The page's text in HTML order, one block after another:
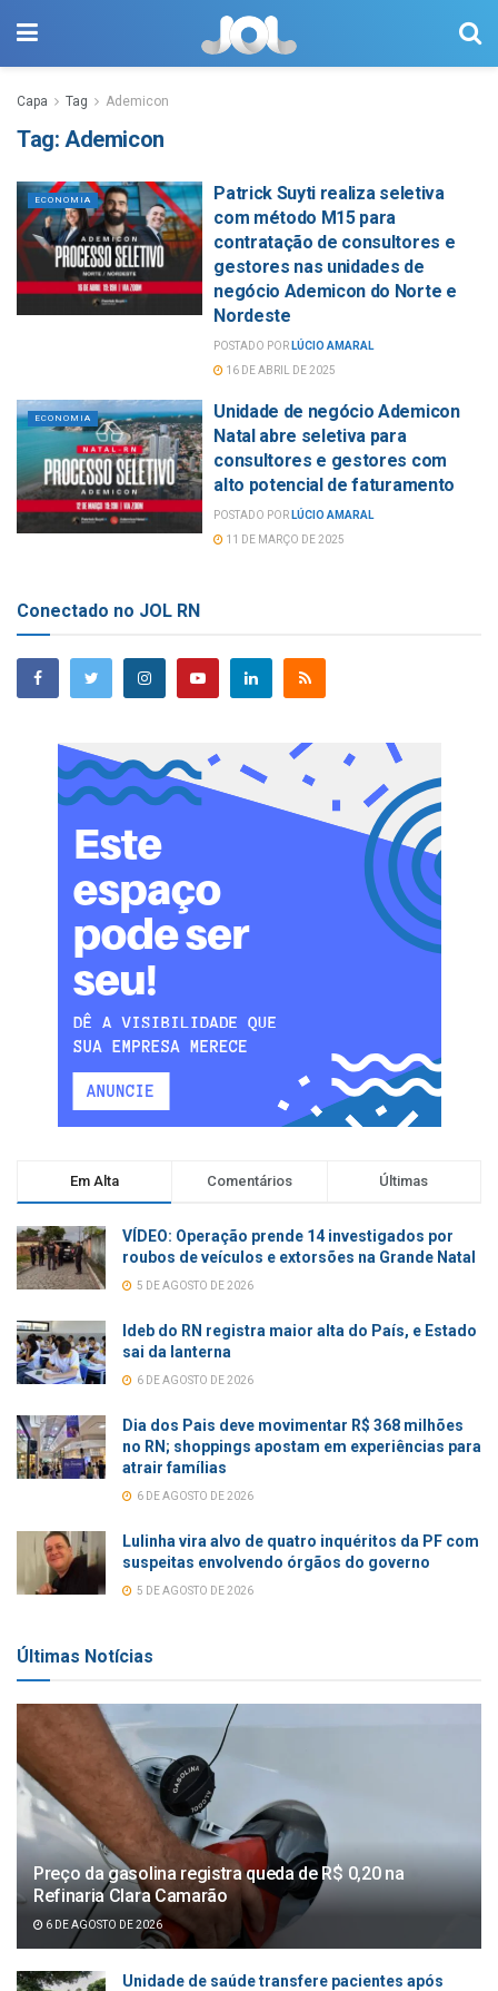
Capa Tag Ademicon
Tag: Ademicon
ECONOMIA
Patrick Suyti realiza seletiva
com método M15 para
contratação de consultores e
gestores nas unidades de
negócio Ademicon do Norte e
Nordeste
POSTADO POR LÚCIO AMARAL
16 DE ABRIL DE 2025
ECONOMIA
Unidade de negócio Ademicon
Natal abre seletiva para
consultores e gestores com
alto potencial de faturamento
POSTADO POR LÚCIO AMARAL
11 DE MARÇO DE 2025
Conectado no JOL RN
Em Alta Comentários Últimas
VÍDEO: Operação prende 14 investigados por
roubos de veículos e extorsões na Grande Natal
5 DE AGOSTO DE 2026
Ideb do RN registra maior alta do País, e Estado
sai da lanterna
6 DE AGOSTO DE 2026
Dia dos Pais deve movimentar R$ 368 milhões
no RN; shoppings apostam em experiências para
atrair famílias
6 DE AGOSTO DE 2026
Lulinha vira alvo de quatro inquéritos da PF com
suspeitas envolvendo órgãos do governo
5 DE AGOSTO DE 2026
Últimas Notícias
Preço da gasolina registra queda de R$ 0,20 na
Refinaria Clara Camarão
6 DE AGOSTO DE 2026
Unidade de saúde transfere pacientes após